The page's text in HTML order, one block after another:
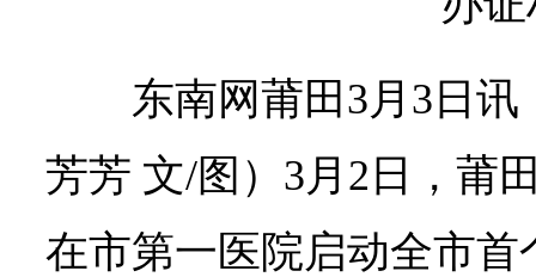
东南网莆田3月3日
芳芳 文/图）3月2日，莆
在市第一医院启动全市首